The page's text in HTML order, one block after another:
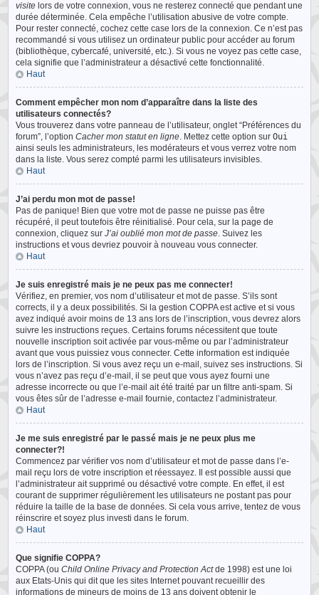
visite lors de votre connexion, vous ne resterez connecté que pendant une
durée déterminée. Cela empêche l’utilisation abusive de votre compte.
Pour rester connecté, cochez cette case lors de la connexion. Ce n’est pas
recommandé si vous utilisez un ordinateur public pour accéder au forum
(bibliothèque, cybercafé, université, etc.). Si vous ne voyez pas cette case,
cela signifie que l’administrateur a désactivé cette fonctionnalité.
Haut
Comment empêcher mon nom d’apparaître dans la liste des
utilisateurs connectés?
Vous trouverez dans votre panneau de l’utilisateur, onglet “Préférences du
forum”, l’optionCacher mon statut en ligne. Mettez cette option surOui
ainsi seuls les administrateurs, les modérateurs et vous verrez votre nom
dans la liste. Vous serez compté parmi les utilisateurs invisibles.
Haut
J’ai perdu mon mot de passe!
Pas de panique! Bien que votre mot de passe ne puisse pas être
récupéré, il peut toutefois être réinitialisé. Pour cela, sur la page de
connexion, cliquez surJ’ai oublié mon mot de passe. Suivez les
instructions et vous devriez pouvoir à nouveau vous connecter.
Haut
Je suis enregistré mais je ne peux pas me connecter!
Vérifiez, en premier, vos nom d’utilisateur et mot de passe. S’ils sont
corrects, il y a deux possibilités. Si la gestion COPPA est active et si vous
avez indiqué avoir moins de 13 ans lors de l’inscription, vous devrez alors
suivre les instructions reçues. Certains forums nécessitent que toute
nouvelle inscription soit activée par vous-même ou par l’administrateur
avant que vous puissiez vous connecter. Cette information est indiquée
lors de l’inscription. Si vous avez reçu un e-mail, suivez ses instructions. Si
vous n’avez pas reçu d’e-mail, il se peut que vous ayez fourni une
adresse incorrecte ou que l’e-mail ait été traité par un filtre anti-spam. Si
vous êtes sûr de l’adresse e-mail fournie, contactez l’administrateur.
Haut
Je me suis enregistré par le passé mais je ne peux plus me
connecter?!
Commencez par vérifier vos nom d’utilisateur et mot de passe dans l’e-
mail reçu lors de votre inscription et réessayez. Il est possible aussi que
l’administrateur ait supprimé ou désactivé votre compte. En effet, il est
courant de supprimer régulièrement les utilisateurs ne postant pas pour
réduire la taille de la base de données. Si cela vous arrive, tentez de vous
réinscrire et soyez plus investi dans le forum.
Haut
Que signifie COPPA?
COPPA (ouChild Online Privacy and Protection Actde 1998) est une loi
aux Etats-Unis qui dit que les sites Internet pouvant recueillir des
informations de mineurs de moins de 13 ans doivent obtenir le